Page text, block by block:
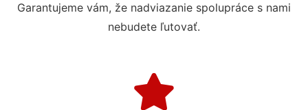
Garantujeme vám, že nadviazanie spolupráce s nami
nebudete ľutovať.